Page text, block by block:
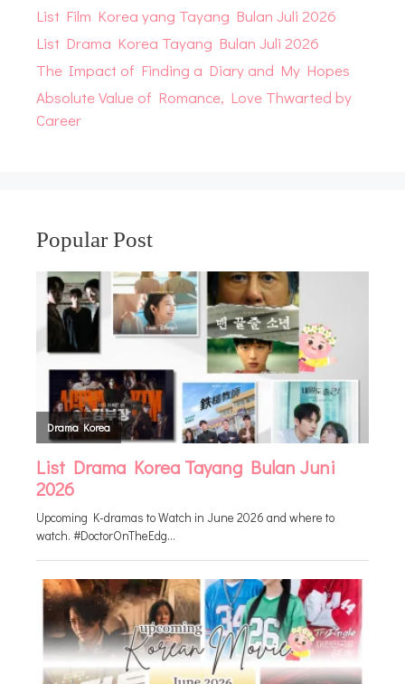
List Film Korea yang Tayang Bulan Juli 2026
List Drama Korea Tayang Bulan Juli 2026
The Impact of Finding a Diary and My Hopes
Absolute Value of Romance, Love Thwarted by
Career
Popular Post